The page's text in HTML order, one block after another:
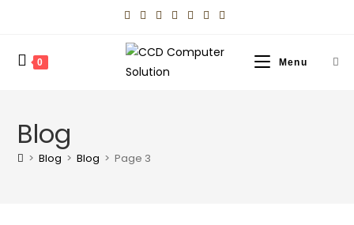
0 Menu
Blog
> Blog > Blog > Page 3